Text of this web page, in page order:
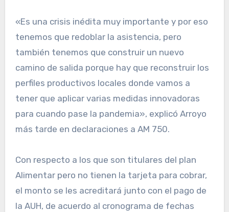
«Es una crisis inédita muy importante y por eso
tenemos que redoblar la asistencia, pero
también tenemos que construir un nuevo
camino de salida porque hay que reconstruir los
perfiles productivos locales donde vamos a
tener que aplicar varias medidas innovadoras
para cuando pase la pandemia», explicó Arroyo
más tarde en declaraciones a AM 750.
Con respecto a los que son titulares del plan
Alimentar pero no tienen la tarjeta para cobrar,
el monto se les acreditará junto con el pago de
la AUH, de acuerdo al cronograma de fechas